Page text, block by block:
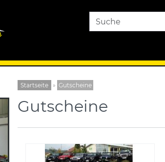
Startseite » Gutscheine
Gutscheine